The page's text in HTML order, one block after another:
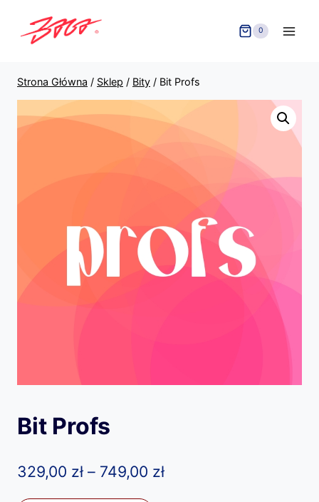
0
Strona Główna / Sklep / Bity / Bit Profs
Bit Profs
329,00 zł – 749,00 złZakres